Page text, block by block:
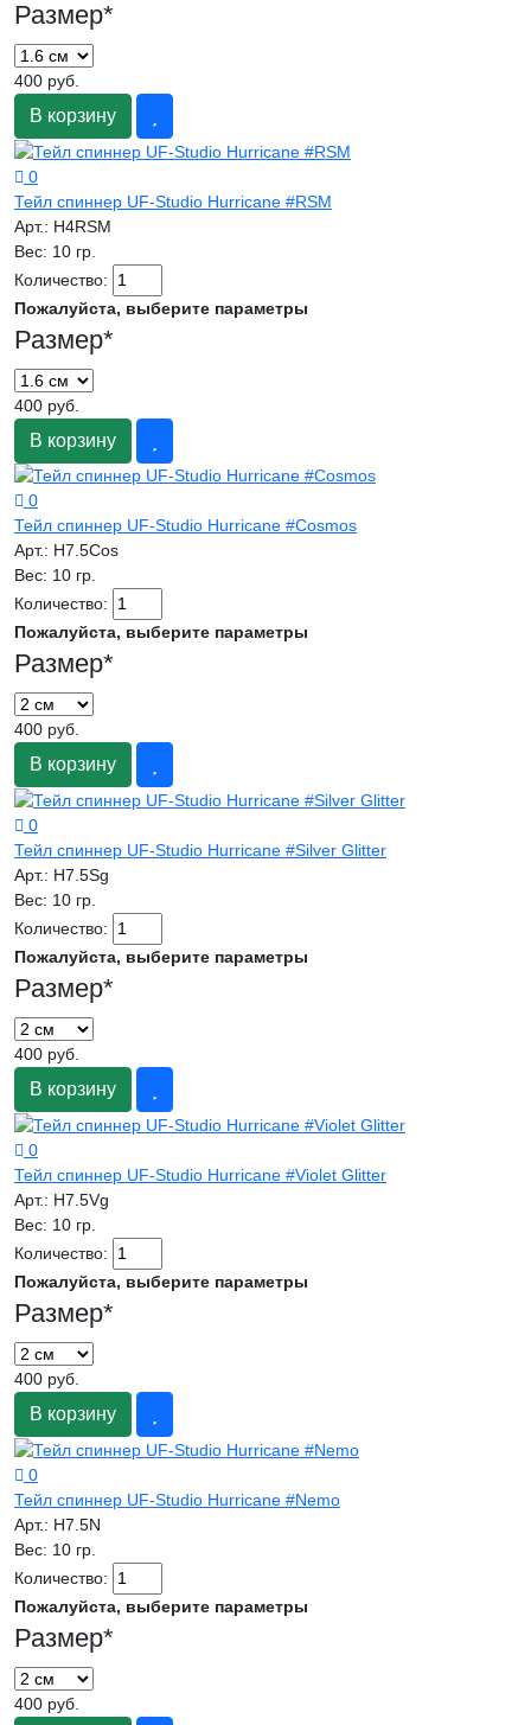
Размер*
400 руб.
В корзину
0
Тейл спиннер UF-Studio Hurricane #RSM
Арт.: H4RSM
Вес: 10 гр.
Количество:
Пожалуйста, выберите параметры
Размер*
400 руб.
В корзину
0
Тейл спиннер UF-Studio Hurricane #Cosmos
Арт.: H7.5Cos
Вес: 10 гр.
Количество:
Пожалуйста, выберите параметры
Размер*
400 руб.
В корзину
0
Тейл спиннер UF-Studio Hurricane #Silver Glitter
Арт.: H7.5Sg
Вес: 10 гр.
Количество:
Пожалуйста, выберите параметры
Размер*
400 руб.
В корзину
0
Тейл спиннер UF-Studio Hurricane #Violet Glitter
Арт.: H7.5Vg
Вес: 10 гр.
Количество:
Пожалуйста, выберите параметры
Размер*
400 руб.
В корзину
0
Тейл спиннер UF-Studio Hurricane #Nemo
Арт.: H7.5N
Вес: 10 гр.
Количество:
Пожалуйста, выберите параметры
Размер*
400 руб.